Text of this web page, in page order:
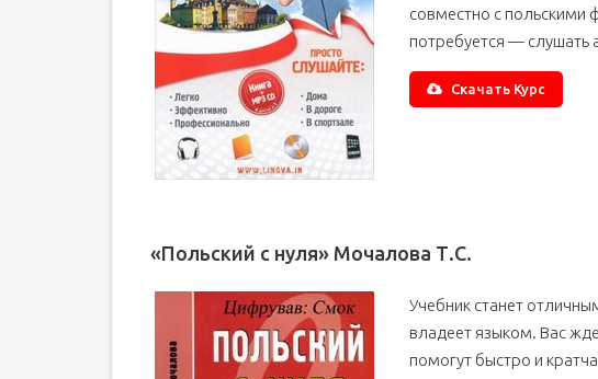
совместно с польскими
потребуется — слушать
Скачать Курс
«Польский с нуля» Мочалова Т.С.
Учебник станет
владеет языком. Вас
помогут быстро и